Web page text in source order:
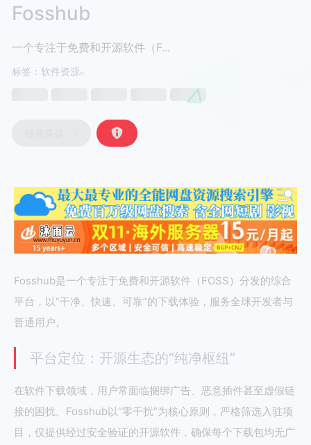
Fosshub
一个专注于免费和开源软件（F...
标签： 软件资源
Fosshub是一个专注于免费和开源软件（FOSS）分发的综合
平台，以“干净、快速、可靠”的下载体验，服务全球开发者与
普通用户。
平台定位：开源生态的“纯净枢纽”
在软件下载领域，用户常面临捆绑广告、恶意插件甚至虚假链
接的困扰。Fosshub以“零干扰”为核心原则，严格筛选入驻项
目，仅提供经过安全验证的开源软件，确保每个下载包均无广